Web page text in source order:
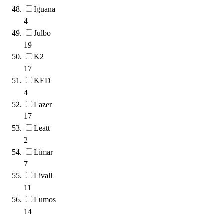
Iguana
4
Julbo
19
K2
17
KED
4
Lazer
17
Leatt
2
Limar
7
Livall
11
Lumos
14